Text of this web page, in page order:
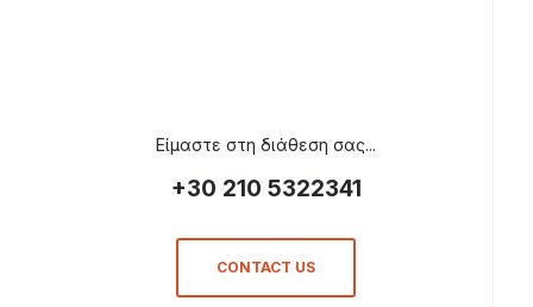
Είμαστε στη διάθεση σας...
+30 210 5322341
CONTACT US